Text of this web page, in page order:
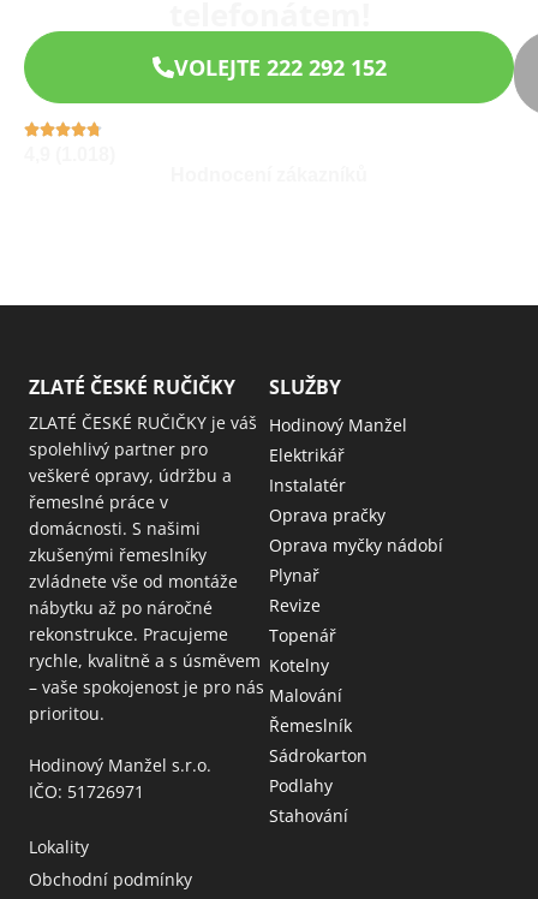
VOLEJTE 222 292 152
ZLATÉ ČESKÉ RUČIČKY
ZLATÉ ČESKÉ RUČIČKY je váš
spolehlivý partner pro
veškeré opravy, údržbu a
řemeslné práce v
domácnosti. S našimi
zkušenými řemeslníky
zvládnete vše od montáže
nábytku až po náročné
rekonstrukce. Pracujeme
rychle, kvalitně a s úsměvem
– vaše spokojenost je pro nás
prioritou.
Hodinový Manžel s.r.o.
IČO: 51726971
Lokality
Obchodní podmínky
SLUŽBY
Hodinový Manžel
Elektrikář
Instalatér
Oprava pračky
Oprava myčky nádobí
Plynař
Revize
Topenář
Kotelny
Malování
Řemeslník
Sádrokarton
Podlahy
Stahování